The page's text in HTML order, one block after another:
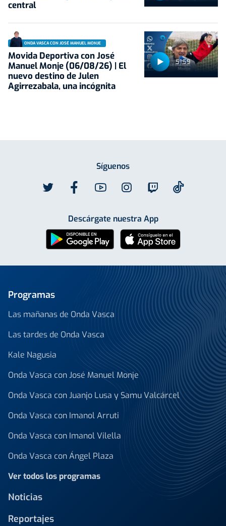
central
51:59
ONDA VASCA CON JOSÉ MANUEL MONJE
Movida Deportiva con José
Manuel Monje (06/08/26) | El
nuevo destino de Julen
Agirrezabala, una incógnita
Síguenos
Descárgate nuestra App
Programas
Las mañanas de Onda Vasca
Las tardes de Onda Vasca
Kale Nagusia
Onda Vasca con José Manuel Monje
Onda Vasca con Juanjo Lusa y Samu Valcárcel
Onda Vasca con Imanol Arruti
Onda Vasca con Imanol Vilella
Onda Vasca con Ángel Plaza
Ver todos los programas
Noticias
Reportajes